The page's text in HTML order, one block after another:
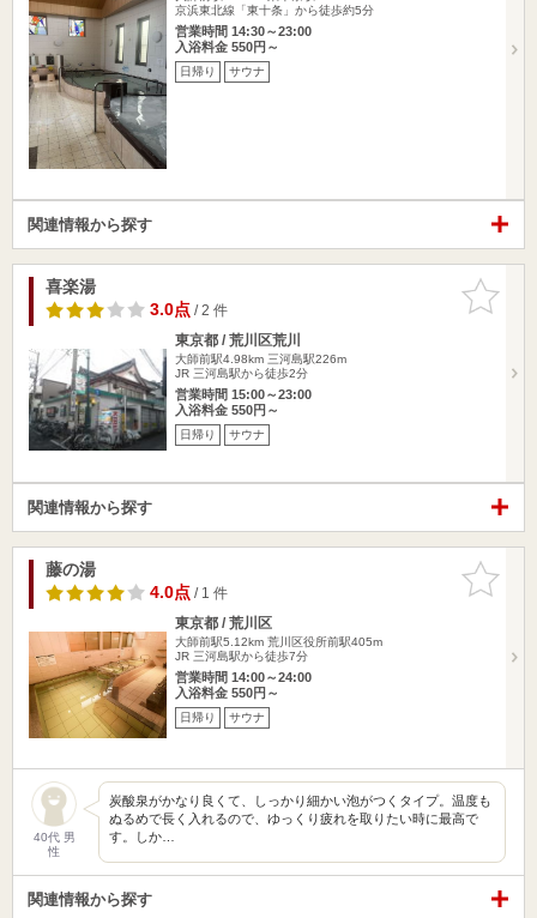
京浜東北線「東十条」から徒歩約5分
営業時間 14:30～23:00
入浴料金 550円～
日帰り サウナ
関連情報から探す
お気に入
りに追加
喜楽湯
3.0点/ 2 件
東京都 / 荒川区荒川
大師前駅4.98km 三河島駅226m
JR 三河島駅から徒歩2分
営業時間 15:00～23:00
入浴料金 550円～
日帰り サウナ
関連情報から探す
お気に入
りに追加
藤の湯
4.0点/ 1 件
東京都 / 荒川区
大師前駅5.12km 荒川区役所前駅405m
JR 三河島駅から徒歩7分
営業時間 14:00～24:00
入浴料金 550円～
日帰り サウナ
40代 男
性
炭酸泉がかなり良くて、しっかり細かい泡がつくタイプ。温度も
ぬるめで長く入れるので、ゆっくり疲れを取りたい時に最高で
す。しか…
関連情報から探す